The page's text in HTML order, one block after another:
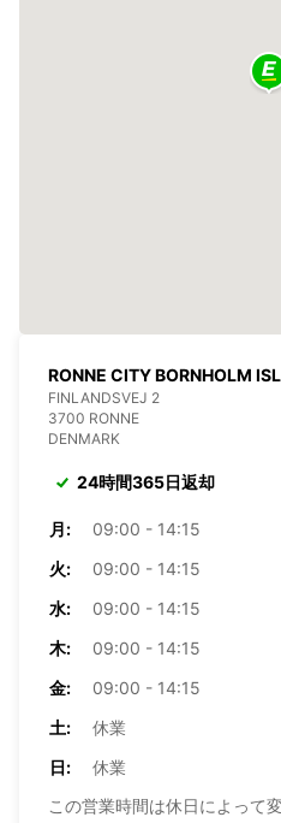
RONNE CITY BORNHOLM
FINLANDSVEJ 2
3700 RONNE
DENMARK
24時間365日返却
月:
09:00 - 14:15
火:
09:00 - 14:15
水:
09:00 - 14:15
木:
09:00 - 14:15
金:
09:00 - 14:15
土:
休業
日:
休業
この営業時間は休日によって